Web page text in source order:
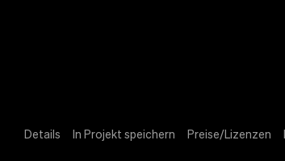
Details In Projekt speichern Preise/Lizenzen